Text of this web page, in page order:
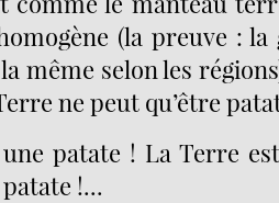
(la preuve : la
même selon les
ne peut qu’être
patate ! La Terre
!...